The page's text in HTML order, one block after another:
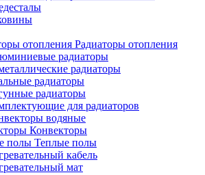
Радиаторы отопления
радиаторы
радиаторы
радиаторы
радиаторы
для радиаторов
водяные
Конвекторы
Теплые полы
кабель
мат